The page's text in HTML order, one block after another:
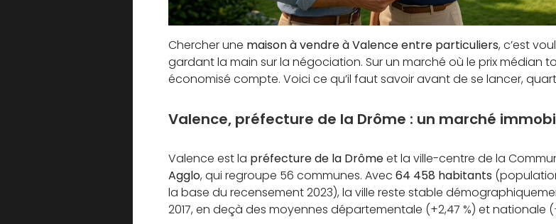
Chercher une maison à vendre à Valence entre particuliers, c’est
gardant la main sur la négociation. Sur un marché où le prix médian
économisé compte. Voici ce qu’il faut savoir avant de se lancer,
Valence, préfecture de la Drôme : un marché
Valence est la préfecture de la Drômeet la ville-centre de la
Agglo, qui regroupe 56 communes. Avec 64 458 habitants
la base du recensement 2023), la ville reste stable
2017, en deçà des moyennes départementale (+2,47 %) et nationale